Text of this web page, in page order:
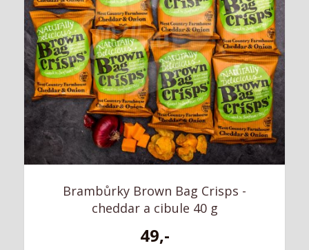
Brambůrky Brown Bag Crisps -
cheddar a cibule 40 g
49,-